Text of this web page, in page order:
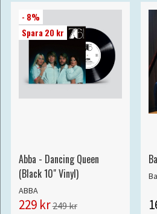
- 8%
Spara 20 kr
Abba - Dancing Queen
(Black 10" Vinyl)
ABBA
229 kr249 kr